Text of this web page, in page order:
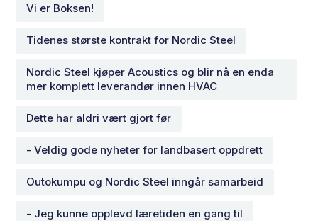
Vi er Boksen!
Tidenes største kontrakt for Nordic Steel
Nordic Steel kjøper Acoustics og blir nå en enda
mer komplett leverandør innen HVAC
Dette har aldri vært gjort før
- Veldig gode nyheter for landbasert oppdrett
Outokumpu og Nordic Steel inngår samarbeid
- Jeg kunne opplevd læretiden en gang til